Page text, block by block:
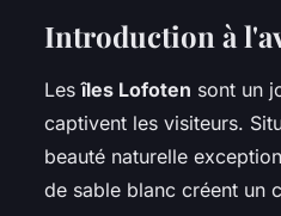
Introduction à
Lesîles Lofoten sont un
captivent les visiteurs.
beauté naturelle
de sable blanc créent un